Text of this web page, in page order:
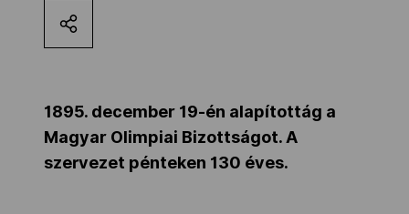
Kettőskarrier-program
NOB
Társszervezetek
1895. december 19-én alapítottág a
Magyar Olimpiai Bizottságot. A
szervezet pénteken 130 éves.